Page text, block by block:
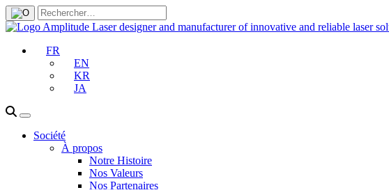
FR
EN
KR
JA
Société
À propos
Notre Histoire
Nos Valeurs
Nos Partenaires